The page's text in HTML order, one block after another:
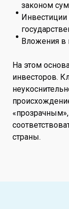
законом
Вложения в
На этом
инвесторов.
страны.